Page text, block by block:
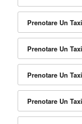
Prenotare Un
Prenotare Un
Prenotare Un
Prenotare Un